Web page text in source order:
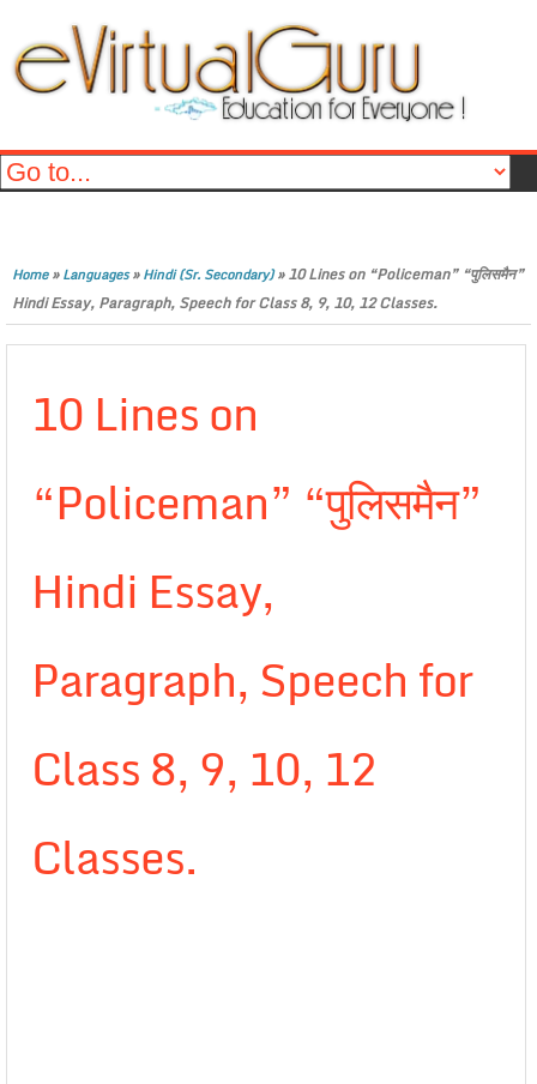
Home»Languages»Hindi (Sr. Secondary)»10 Lines on “Policeman” “पुलिसमैन”
Hindi Essay, Paragraph, Speech for Class 8, 9, 10, 12 Classes.
10 Lines on
“Policeman” “पुलिसमैन”
Hindi Essay,
Paragraph, Speech for
Class 8, 9, 10, 12
Classes.